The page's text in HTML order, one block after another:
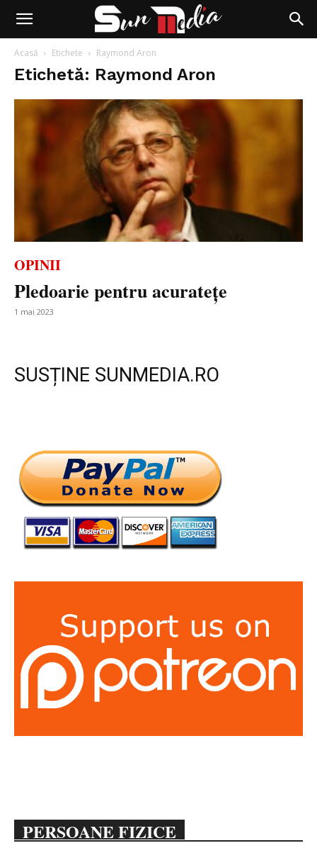
Acasă Etichete Raymond Aron
Etichetă: Raymond Aron
OPINII
Pledoarie pentru acuratețe
1 mai 2023
SUSȚINE SUNMEDIA.RO
PERSOANE FIZICE